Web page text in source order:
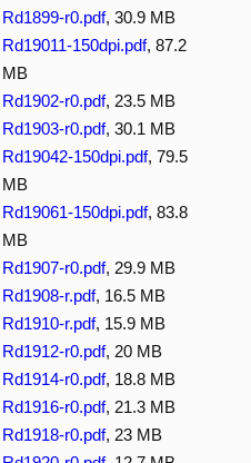
Rd1899-r0.pdf, 30.9 MB
Rd19011-150dpi.pdf, 87.2
MB
Rd1902-r0.pdf, 23.5 MB
Rd1903-r0.pdf, 30.1 MB
Rd19042-150dpi.pdf, 79.5
MB
Rd19061-150dpi.pdf, 83.8
MB
Rd1907-r0.pdf, 29.9 MB
Rd1908-r.pdf, 16.5 MB
Rd1910-r.pdf, 15.9 MB
Rd1912-r0.pdf, 20 MB
Rd1914-r0.pdf, 18.8 MB
Rd1916-r0.pdf, 21.3 MB
Rd1918-r0.pdf, 23 MB